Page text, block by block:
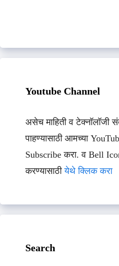
Youtube Channel
असेच माहिती व टेक्नॉलॉजी
पाहण्यासाठी आमच्या
Subscribe करा. व Bell
करण्यासाठीयेथे क्लिक करा
Search